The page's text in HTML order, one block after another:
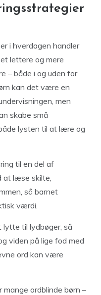
i hverdagen handler
lettere og mere
– både i og uden for
kan det være en
men
skabe små
lysten til at lære og
til en del af
at læse skilte,
så barnet
værdi.
til lydbøger, så
viden på lige fod med
ord kan være
ordblinde børn –